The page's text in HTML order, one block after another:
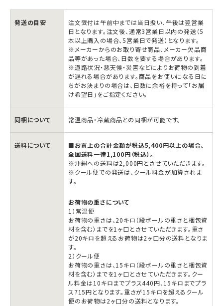
網
走・
ホ
ワ
イ
ト
エ
ー
ル
の
数
量
を
減
ら
す
網
走・
ホ
ワ
イ
ト
エ
ー
ル
の
数
量
を
す
発送の目安
注文受付は午前中までは当日扱い、午後は翌営業
日となります。注文後、通常3営業日以内の発送（5
本以上購入の場合、5営業日で発送）となります。
※メーカーからのお取り寄せ商品、メーカー欠品商
品等があった場合、日数を要する場合があります。
※道路状況・悪天候・災害などによりお荷物の到着
が遅れる場合があります。商品をお使いになる日に
ちがお決まりの場合は、日数に余裕を持って「お届
け希望日」をご指定ください。
同梱について 常温商品・冷蔵商品との同梱が可能です。
送料について
■お買上の合計金額が税込5,400円以上の場合、
全国送料一律1,100円（税込）。
※沖縄への送料は2,000円とさせていただきます。
※クール便での発送は、クール料金が加算されま
す。
お荷物の重さについて
1）常温便
お荷物の重さは、20キロ（段ボールの重さと梱包資
材を含む）までを1ヶ口とさせていただきます。重さ
が20キロを超えるお荷物は2ヶ口分の送料となりま
す。
2）クール便
お荷物の重さは、15キロ（段ボールの重さと梱包資
材を含む）までを1ヶ口とさせていただきます。クー
ル料金は10キロまでプラス440円、15キロまでプラ
ス715円となります。重さが15キロを超えるクール
便のお荷物は2ヶ口分の送料となります。